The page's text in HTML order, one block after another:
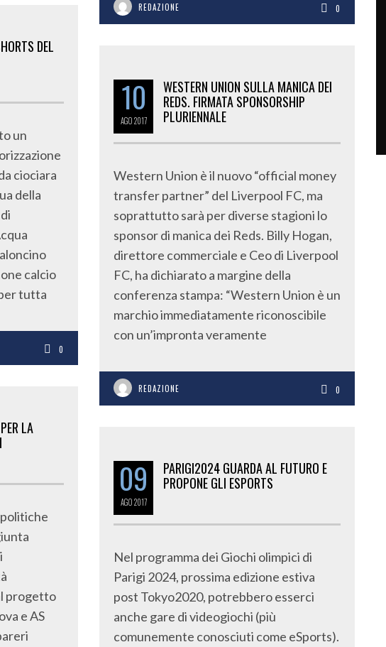
REDAZIONE 0
DEL
un
ciociara
della
calcio
tutta
0
10
AGO2017
WESTERN UNION SULLA MANICA DEI
REDS. FIRMATA SPONSORSHIP
PLURIENNALE
Western Union è il nuovo “official money
transfer partner” del Liverpool FC, ma
soprattutto sarà per diverse stagioni lo
sponsor di manica dei Reds. Billy Hogan,
direttore commerciale e Ceo di Liverpool
FC, ha dichiarato a margine della
conferenza stampa: “Western Union è un
marchio immediatamente riconoscibile
con un’impronta veramente
REDAZIONE 0
LA
progetto
e AS
09
AGO2017
PARIGI2024 GUARDA AL FUTURO E
PROPONE GLI ESPORTS
Nel programma dei Giochi olimpici di
Parigi 2024, prossima edizione estiva
post Tokyo2020, potrebbero esserci
anche gare di videogiochi (più
comunemente conosciuti come eSports).